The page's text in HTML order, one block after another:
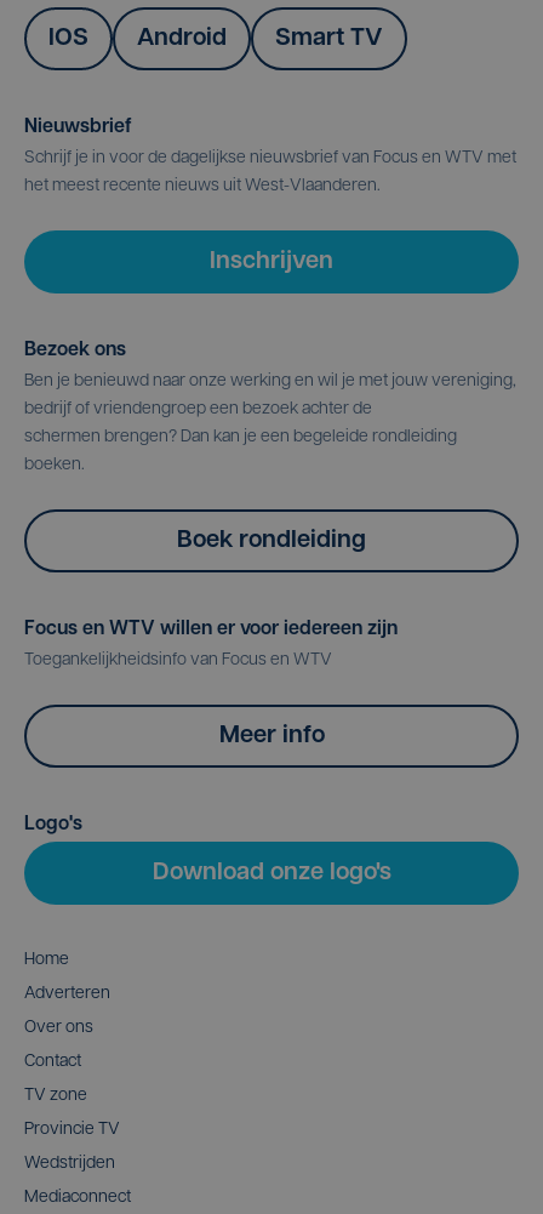
IOS Android Smart TV
Nieuwsbrief
Schrijf je in voor de dagelijkse nieuwsbrief van Focus en WTV met
het meest recente nieuws uit West-Vlaanderen.
Inschrijven
Bezoek ons
Ben je benieuwd naar onze werking en wil je met jouw vereniging,
bedrijf of vriendengroep een bezoek achter de
schermen brengen? Dan kan je een begeleide rondleiding
boeken.
Boek rondleiding
Focus en WTV willen er voor iedereen zijn
Toegankelijkheidsinfo van Focus en WTV
Meer info
Logo's
Download onze logo's
Home
Adverteren
Over ons
Contact
TV zone
Provincie TV
Wedstrijden
Mediaconnect